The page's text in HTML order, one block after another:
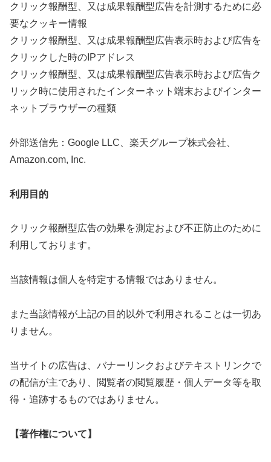
クリック報酬型、又は成果報酬型広告を計測するために必
要なクッキー情報
クリック報酬型、又は成果報酬型広告表示時および広告を
クリックした時のIPアドレス
クリック報酬型、又は成果報酬型広告表示時および広告ク
リック時に使用されたインターネット端末およびインター
ネットブラウザーの種類
外部送信先：Google LLC、楽天グループ株式会社、
Amazon.com, Inc.
利用目的
クリック報酬型広告の効果を測定および不正防止のために
利用しております。
当該情報は個人を特定する情報ではありません。
また当該情報が上記の目的以外で利用されることは一切あ
りません。
当サイトの広告は、バナーリンクおよびテキストリンクで
の配信が主であり、閲覧者の閲覧履歴・個人データ等を取
得・追跡するものではありません。
【著作権について】